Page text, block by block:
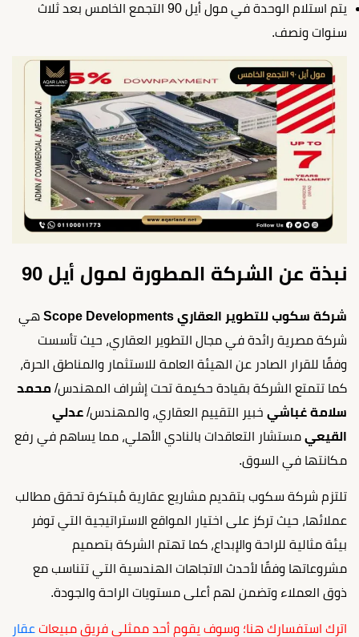
يتم استلام الوحدة في مول أيل 90 التجمع الخامس بعد ثلاث
سنوات ونصف.
نبذة عن الشركة المطورة لمول أيل 90
شركة سكوب للتطوير العقاري Scope Developments
هي
شركة مصرية رائدة في مجال التطوير العقاري، حيث تأسست
وفقًا للقرار الصادر عن الهيئة العامة للاستثمار والمناطق الحرة،
كما تتمتع الشركة بقيادة حكيمة تحت إشراف المهندس/ محمد
سلامة غباشي خبير التقييم العقاري، والمهندس/ عدلي
القيعي مستشار التعاقدات بالنادي الأهلي، مما يساهم في رفع
مكانتها في السوق.
تلتزم شركة سكوب بتقديم مشاريع عقارية مُبتكرة تحقق مطالب
عملائها، حيث تركز على اختيار المواقع الاستراتيجية التي توفر
بيئة مثالية للراحة والإبداع، كما تهتم الشركة بتصميم
مشروعاتها وفقًا لأحدث الاتجاهات الهندسية التي تتناسب مع
ذوق العملاء وتضمن لهم أعلى مستويات الراحة والجودة.
اترك استفسارك هنا؛ وسوف يقوم أحد ممثلي فريق مبيعات عقار